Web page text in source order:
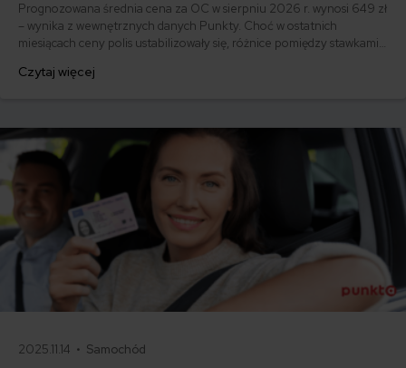
Prognozowana średnia cena za OC w sierpniu 2026 r. wynosi 649 zł
– wynika z wewnętrznych danych Punkty. Choć w ostatnich
miesiącach ceny polis ustabilizowały się, różnice pomiędzy stawkami
500 zł, inni – powyżej 1500 zł. Gdzie znaleźć najtańsze OC w Polsce
Czytaj więcej
2025.11.14 • Samochód